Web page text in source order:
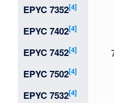
EPYC 7352[4]
EPYC 7402[4]
EPYC 7452[4]
EPYC 7502[4]
EPYC 7532[4]